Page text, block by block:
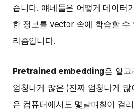
습니다. 얘네들은 어떻게 데이터
한 정보를 vector 속에 학습할 수
리즘입니다.
Pretrained embedding은 알고
엄청나게 많은 (진짜 엄청나게
은 컴퓨터에서도 몇날며칠이 걸